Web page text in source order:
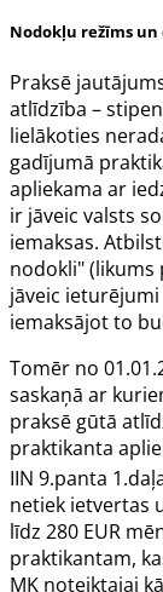
Nodokļu režīms
Praksē
atlīdzība –
lielākoties
gadījumā
apliekama ar
ir jāveic valsts
iemaksas.
nodokli" (likums
jāveic
iemaksājot to
Tomēr no
saskaņā ar
praksē gūtā
praktikanta
IIN 9.panta
netiek ietvertas
līdz 280 EUR
praktikantam,
MK noteiktajai